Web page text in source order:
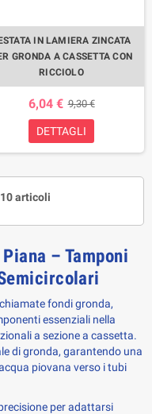
IN LAMIERA ZINCATA
GRONDA A CASSETTA CON
RICCIOLO
6,04 € 9,30 €
DETTAGLI
articoli
– Tamponi
fondi gronda,
essenziali nella
a sezione a cassetta.
di gronda, garantendo una
piovana verso i tubi
per adattarsi